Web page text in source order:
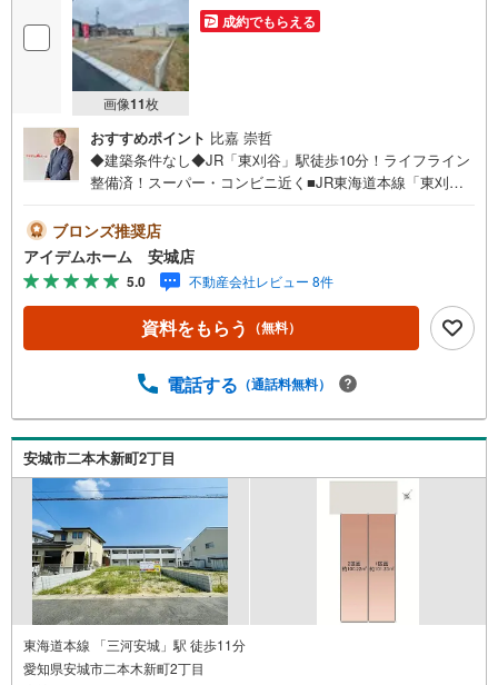
画像11枚
成約でもらえる
おすすめポイント 比嘉 崇哲
◆建築条件なし◆JR「東刈谷」駅徒歩10分！ライフライン
整備済！スーパー・コンビニ近く■JR東海道本線「東刈
局・コンビニ近く生活便利！■建築条件無しのため、お好き
なハウスメーカーで建築可能♪■全方面前面道路6m！《本
日見学OK！》営業時間内（9:00～19:00）は、下記電話フ
ォームよりお電話をして頂けるとスムーズに見学のご案内
ができます。＜自己資金0円でも大丈夫！＞*水曜日も営業
しております！*今から見たい！聞きたい！にスピード対
替えの方など資金計画でご不安な方もおまかせください！■
の提供・現に売り出し中物件の商談などの販売状況や工事
進捗状況の提供・豊富な物件情報の中からお客様のご要望
に合わせて物件をご紹介～*アイデムホームではお客様第一
での営業を心掛けております*～是非お気軽にお問い合わせ
ブロンズ推奨店
アイデムホーム 安城店
5.0 不動産会社レビュー 8件
資料をもらう （無料）
電話する （通話料無料）
安城市二本木新町2丁目
東海道本線 「三河安城」駅 徒歩11分
愛知県安城市二本木新町2丁目